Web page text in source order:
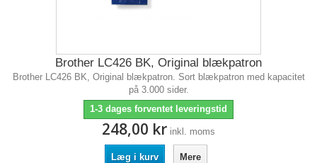
Brother LC426 BK, Original blækpatron
Brother LC426 BK, Original blækpatron. Sort blækpatron med kapacitet
på 3.000 sider.
1-3 dages forventet leveringstid
248,00 kr inkl. moms
Læg i kurv Mere